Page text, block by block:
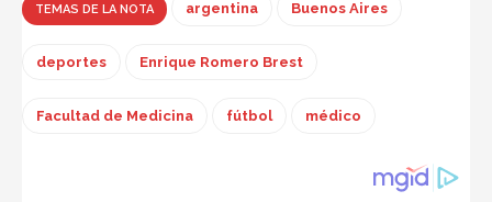
TEMAS DE LA NOTA argentina Buenos Aires
deportes Enrique Romero Brest
Facultad de Medicina fútbol médico